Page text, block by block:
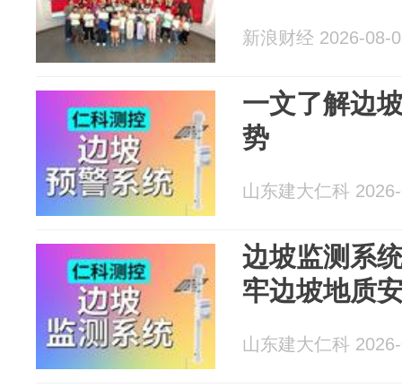
新浪财经 2026-08-
一文了解边
势
山东建大仁科
边坡监测系
牢边坡地质
山东建大仁科